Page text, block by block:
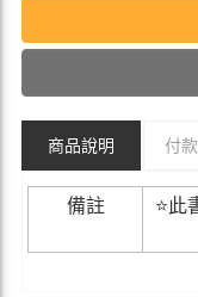
商品說明 付
備註
⭐此